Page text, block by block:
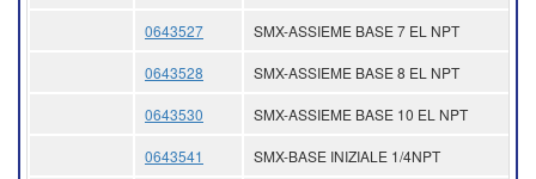
0643527 SMX-ASSIEME BASE 7 EL NPT
0643528 SMX-ASSIEME BASE 8 EL NPT
0643530 SMX-ASSIEME BASE 10 EL NPT
0643541 SMX-BASE INIZIALE 1/4NPT